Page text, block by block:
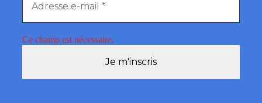
Ce champ est nécessaire.